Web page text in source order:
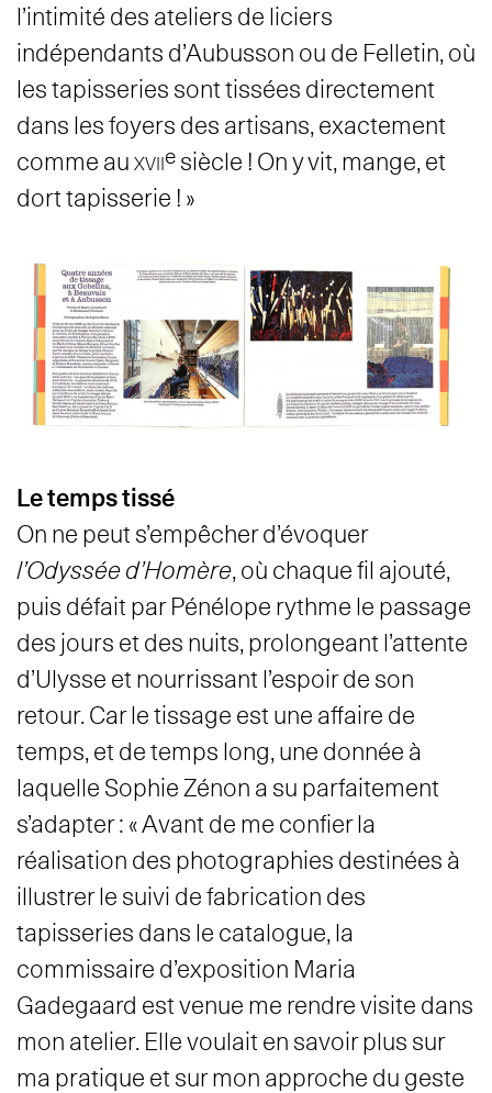
l’intimité des ateliers de liciers
indépendants d’Aubusson ou de Felletin, où
les tapisseries sont tissées directement
dans les foyers des artisans, exactement
comme auxviiesiècle ! On y vit, mange, et
dort tapisserie ! »
Le temps tissé
On ne peut s’empêcher d’évoquer
l’Odyssée d’Homère, où chaque fil ajouté,
puis défait par Pénélope rythme le passage
des jours et des nuits, prolongeant l’attente
d’Ulysse et nourrissant l’espoir de son
retour. Car le tissage est une affaire de
temps, et de temps long, une donnée à
laquelle Sophie Zénon a su parfaitement
s’adapter : « Avant de me confier la
réalisation des photographies destinées à
illustrer le suivi de fabrication des
tapisseries dans le catalogue, la
commissaire d’exposition Maria
Gadegaard est venue me rendre visite dans
mon atelier. Elle voulait en savoir plus sur
ma pratique et sur mon approche du geste